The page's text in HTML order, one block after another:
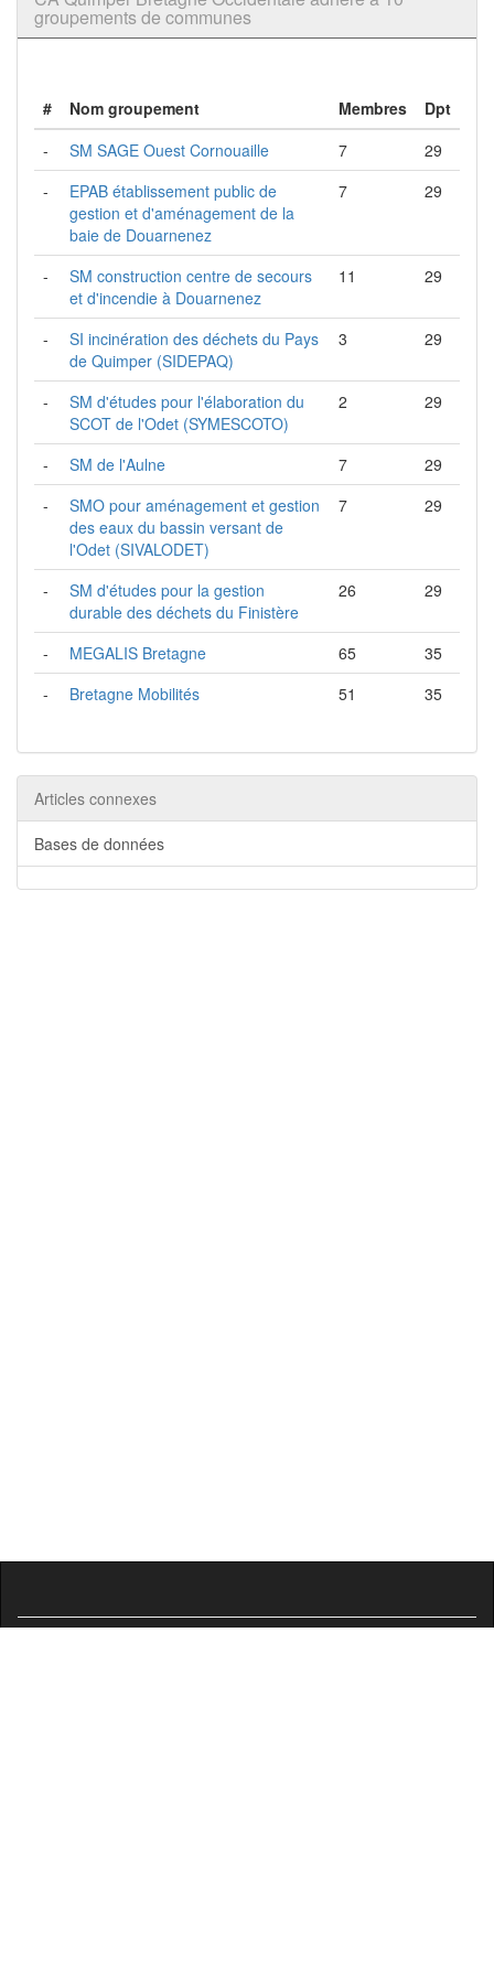
groupements de communes
# Nom groupement Membres
Dpt
-
SM SAGE Ouest Cornouaille 7
29
-
EPAB établissement public de
gestion et d'aménagement de la
baie de Douarnenez
7 29
-
SM construction centre de secours
et d'incendie à Douarnenez
11 29
-
SI incinération des déchets du Pays
de Quimper (SIDEPAQ)
3 29
-
SM d'études pour l'élaboration du
SCOT de l'Odet (SYMESCOTO)
2 29
- SM de l'Aulne 7
29
-
SMO pour aménagement et gestion
des eaux du bassin versant de
l'Odet (SIVALODET)
7 29
-
SM d'études pour la gestion
durable des déchets du Finistère
26 29
- MEGALIS Bretagne 65
35
-
Bretagne Mobilités 51 35
Articles connexes
Bases de données